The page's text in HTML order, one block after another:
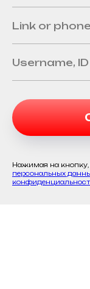
Нажимая на кнопку,
персональных